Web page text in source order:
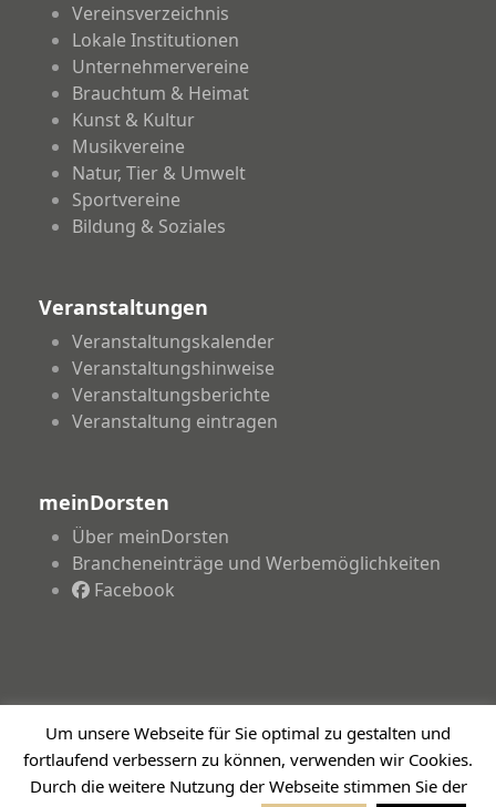
Vereinsverzeichnis
Lokale Institutionen
Unternehmervereine
Brauchtum & Heimat
Kunst & Kultur
Musikvereine
Natur, Tier & Umwelt
Sportvereine
Bildung & Soziales
Veranstaltungen
Veranstaltungskalender
Veranstaltungshinweise
Veranstaltungsberichte
Veranstaltung eintragen
meinDorsten
Über meinDorsten
Brancheneinträge und Werbemöglichkeiten
Facebook
Copyright 2026 - meinDorsten.de - Informationen für
unsere Region
ImpressumDatenschutzerklärungHaftungsausschluss
Um unsere Webseite für Sie optimal zu gestalten und
fortlaufend verbessern zu können, verwenden wir Cookies.
Durch die weitere Nutzung der Webseite stimmen Sie der